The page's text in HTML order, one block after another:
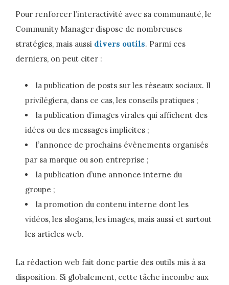
Pour renforcer l’interactivité avec sa communauté, le
Community Manager dispose de nombreuses
stratégies, mais aussi divers outils. Parmi ces
derniers, on peut citer :
la publication de posts sur les réseaux sociaux. Il
privilégiera, dans ce cas, les conseils pratiques ;
la publication d’images virales qui affichent des
idées ou des messages implicites ;
l’annonce de prochains évènements organisés
par sa marque ou son entreprise ;
la publication d’une annonce interne du
groupe ;
la promotion du contenu interne dont les
vidéos, les slogans, les images, mais aussi et surtout
les articles web.
La rédaction web fait donc partie des outils mis à sa
disposition. Si globalement, cette tâche incombe aux